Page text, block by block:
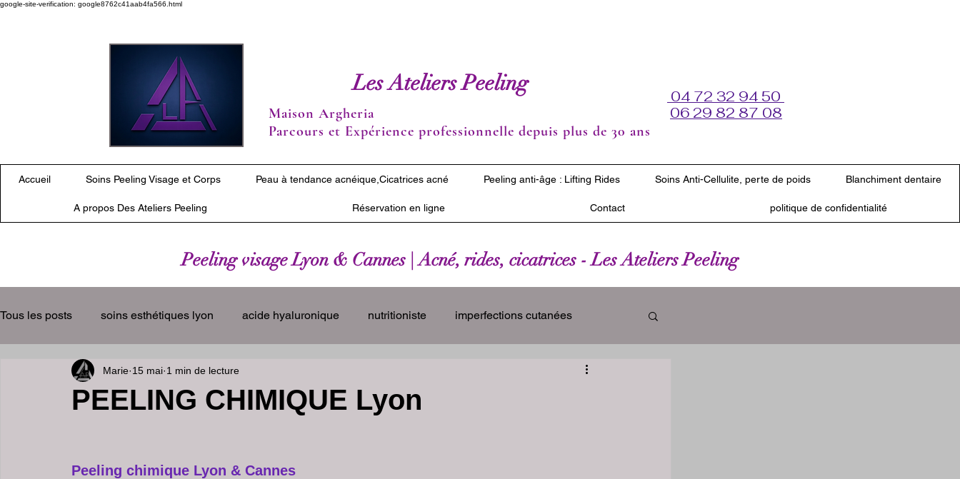
google-site-verification: google8762c41aab4fa566.html
Les Ateliers Peeling
Maison Argheria
Parcours et Expérience professionnelle depuis plus de 30 ans
06 29 82 87 08
04 72 32 94 50
Accueil Soins Peeling Visage et Corps Peau à tendance acnéique,Cicatrices acné Peeling anti-âge : Lifting Rides Soins Anti-Cellulite, perte de poids Blanchiment dentaire
A propos Des Ateliers Peeling Réservation en ligne Contact politique de confidentialité
Peeling visage Lyon & Cannes | Acné, rides, cicatrices - Les Ateliers Peeling
Tous les posts soins esthétiques lyon acide hyaluronique nutritioniste imperfections cutanées
soins visage cabinet esthétique
PEELING CHIMIQUE Lyon
Marie 15 mai 1 min de lecture
Peeling chimique Lyon & Cannes